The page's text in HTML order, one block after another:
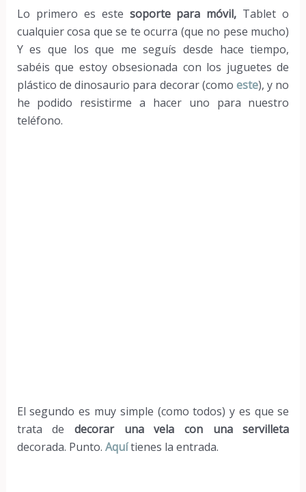
Lo primero es este soporte para móvil, Tablet o
cualquier cosa que se te ocurra (que no pese mucho)
Y es que los que me seguís desde hace tiempo,
sabéis que estoy obsesionada con los juguetes de
plástico de dinosaurio para decorar (como este), y no
he podido resistirme a hacer uno para nuestro
teléfono.
El segundo es muy simple (como todos) y es que se
trata de decorar una vela con una servilleta
decorada. Punto. Aquítienes la entrada.